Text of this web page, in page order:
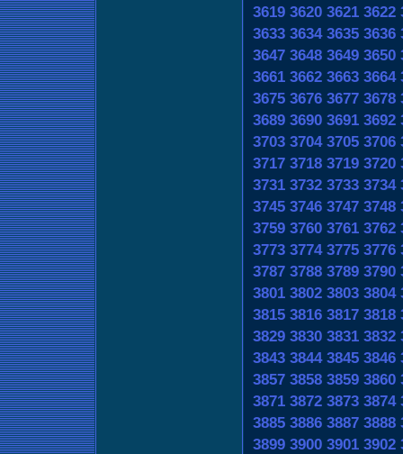
3619 3620 3621 3622
3633 3634 3635 3636
3647 3648 3649 3650
3661 3662 3663 3664
3675 3676 3677 3678
3689 3690 3691 3692
3703 3704 3705 3706
3717 3718 3719 3720
3731 3732 3733 3734
3745 3746 3747 3748
3759 3760 3761 3762
3773 3774 3775 3776
3787 3788 3789 3790
3801 3802 3803 3804
3815 3816 3817 3818
3829 3830 3831 3832
3843 3844 3845 3846
3857 3858 3859 3860
3871 3872 3873 3874
3885 3886 3887 3888
3899 3900 3901 3902